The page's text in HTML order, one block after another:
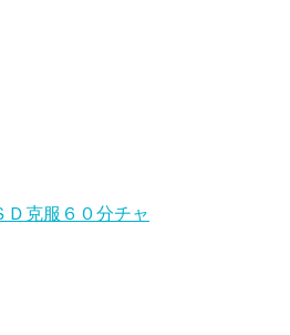
Ｄ克服６０分チャ